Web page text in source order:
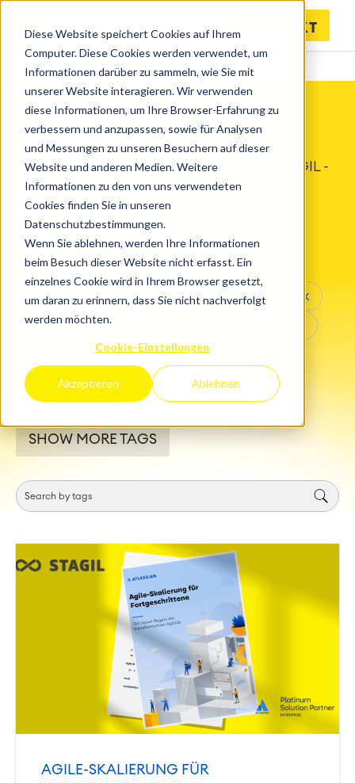
Diese Website speichert Cookies auf Ihrem
Computer. Diese Cookies werden verwendet, um
Informationen darüber zu sammeln, wie Sie mit
unserer Website interagieren. Wir verwenden
diese Informationen, um Ihre Browser-Erfahrung zu
verbessern und anzupassen, sowie für Analysen
und Messungen zu unseren Besuchern auf dieser
Website und anderen Medien. Weitere
Informationen zu den von uns verwendeten
Cookies finden Sie in unseren
Datenschutzbestimmungen.
Wenn Sie ablehnen, werden Ihre Informationen
beim Besuch dieser Website nicht erfasst. Ein
einzelnes Cookie wird in Ihrem Browser gesetzt,
um daran zu erinnern, dass Sie nicht nachverfolgt
werden möchten.
Cookie-Einstellungen
Akzeptieren Ablehnen
KONTAKT
STAGIL - Blogs
Alle Neuigkeiten und Announcements: STAGIL -
Atlassian Platinum Solution Partner
Agil Apps für Jira Atlassian Atlas
Atlassian Cloud Aus dem Team
Bitbucket Business Teams catworkx
Confluence
DocumentDownload
Einkauf und Beschaffung Enterprise
SHOW MORE TAGS
AGILE-SKALIERUNG FÜR